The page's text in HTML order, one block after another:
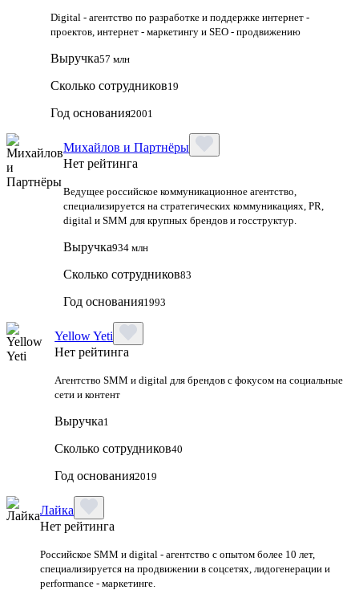
Digital - агентство по разработке и поддержке интернет -
проектов, интернет - маркетингу и SEO - продвижению
Выручка57 млн
Сколько сотрудников19
Год основания2001
Михайлов и Партнёры
Нет рейтинга
Ведущее российское коммуникационное агентство,
специализируется на стратегических коммуникациях, PR,
digital и SMM для крупных брендов и госструктур.
Выручка934 млн
Сколько сотрудников83
Год основания1993
Yellow Yeti
Нет рейтинга
Агентство SMM и digital для брендов с фокусом на социальные
сети и контент
Выручка1
Сколько сотрудников40
Год основания2019
Лайка
Нет рейтинга
Российское SMM и digital - агентство с опытом более 10 лет,
специализируется на продвижении в соцсетях, лидогенерации и
performance - маркетинге.